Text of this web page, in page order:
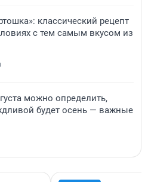
классический рецепт
с тем самым вкусом из
можно определить,
будет осень — важные